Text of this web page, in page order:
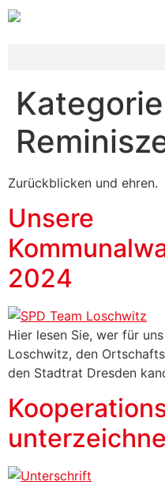
springen
Zurückblicken und ehren.
Unsere
2024
Hier lesen Sie, wer für
Loschwitz, den
den Stadtrat Dresden